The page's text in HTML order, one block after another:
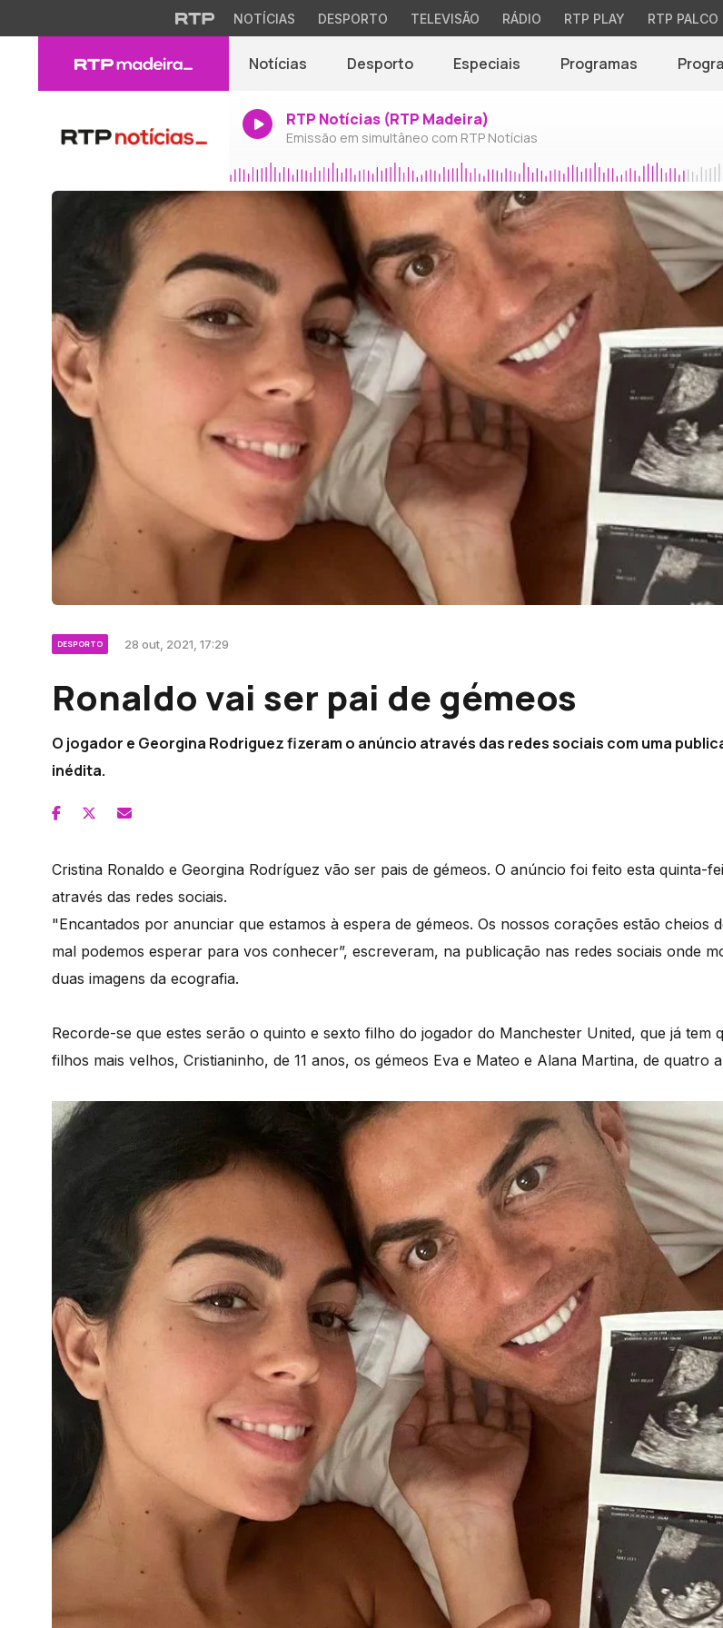
NOTÍCIAS DESPORTO TELEVISÃO RÁDIO RTP PLAY RTP PALCO
Notícias Desporto Especiais Programas
RTP Notícias (RTP Madeira)
Emissão em simultâneo com RTP Notícias
DESPORTO 28 out, 2021, 17:29
Ronaldo vai ser pai de gémeos
O jogador e Georgina Rodriguez fizeram o anúncio através das redes sociais com uma
inédita.
Cristina Ronaldo e Georgina Rodríguez vão ser pais de gémeos. O anúncio foi feito esta quinta-
através das redes sociais.
"Encantados por anunciar que estamos à espera de gémeos. Os nossos corações estão cheios
mal podemos esperar para vos conhecer”, escreveram, na publicação nas redes sociais onde
duas imagens da ecografia.
Recorde-se que estes serão o quinto e sexto filho do jogador do Manchester United, que já tem
filhos mais velhos, Cristianinho, de 11 anos, os gémeos Eva e Mateo e Alana Martina, de quatro